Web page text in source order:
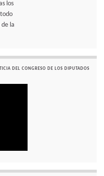
los
la
DEL CONGRESO DE LOS DIPUTADOS